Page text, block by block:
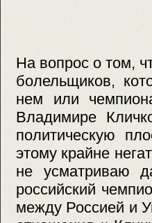
На вопрос о том,
болельщиков,
нем или
Владимире
политическую
этому крайне
не усматриваю
российский
между Россией и